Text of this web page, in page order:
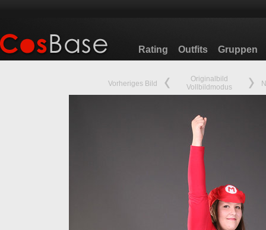
Rating Outfits Gruppen
Vorheriges Bild
Originalbild
Vollbildmodus